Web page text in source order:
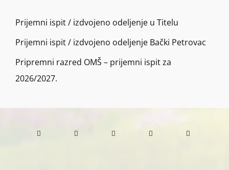
Prijemni ispit / izdvojeno odeljenje u Titelu
Prijemni ispit / izdvojeno odeljenje Bački Petrovac
Pripremni razred OMŠ – prijemni ispit za
2026/2027.